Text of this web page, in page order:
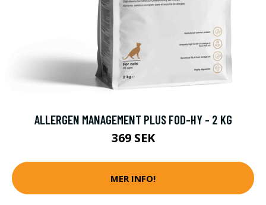
ALLERGEN MANAGEMENT PLUS FOD-HY - 2 KG
369 SEK
MER INFO!